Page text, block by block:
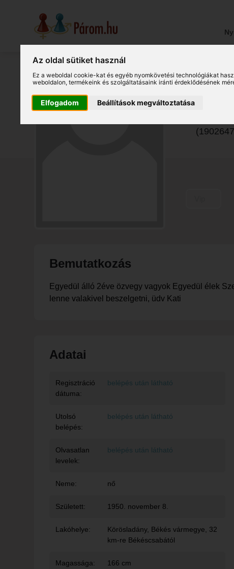
Az oldal sütiket használ
Ez a weboldal cookie-kat és egyéb nyomkövetési technológiákat
weboldalon,termékeink és szolgáltatásaink iránti érdeklődésének
Elfogadom Beállítások megváltoztatása
Bemutatkozás
Egyedül álló 2éve özvegy vagyok Egyedül élek
lenne valakivel beszelgetni, üdv Kati
Adatai
Regisztráció
dátuma:
belépés után látható
Utolsó
belépés:
belépés után látható
Olvasatlan
levelek:
belépés után látható
Neme: nő
Született: 1950. november 8.
Lakóhelye: Körösladány, Békés vármegye, 32
km-re Békéscsabától
Magassága: 166 cm